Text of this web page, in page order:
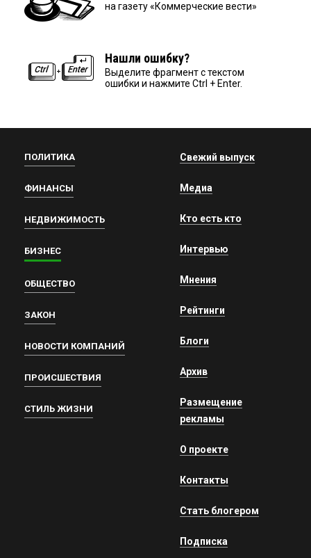
на газету «Коммерческие вести»
Нашли ошибку?
Выделите фрагмент с текстом
ошибки и нажмите Ctrl + Enter.
ПОЛИТИКА
ФИНАНСЫ
НЕДВИЖИМОСТЬ
БИЗНЕС
ОБЩЕСТВО
ЗАКОН
НОВОСТИ КОМПАНИЙ
ПРОИСШЕСТВИЯ
СТИЛЬ ЖИЗНИ
Свежий выпуск
Медиа
Кто есть кто
Интервью
Мнения
Рейтинги
Блоги
Архив
Размещение
рекламы
О проекте
Контакты
Стать блогером
Подписка